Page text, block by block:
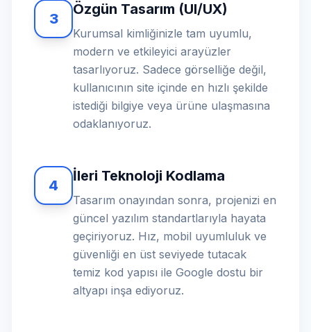
3
Özgün Tasarım (UI/UX)
Kurumsal kimliğinizle tam uyumlu,
modern ve etkileyici arayüzler
tasarlıyoruz. Sadece görselliğe değil,
kullanıcının site içinde en hızlı şekilde
istediği bilgiye veya ürüne ulaşmasına
odaklanıyoruz.
4
İleri Teknoloji Kodlama
Tasarım onayından sonra, projenizi en
güncel yazılım standartlarıyla hayata
geçiriyoruz. Hız, mobil uyumluluk ve
güvenliği en üst seviyede tutacak
temiz kod yapısı ile Google dostu bir
altyapı inşa ediyoruz.